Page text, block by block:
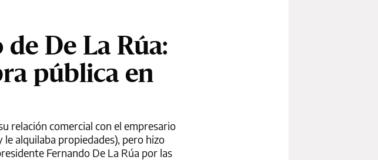
De La Rúa:
pública en
relación comercial con el empresario
alquilaba propiedades), pero hizo
Fernando De La Rúa por las